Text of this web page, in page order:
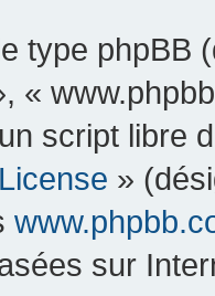
type phpBB
«
script libre
»
sur